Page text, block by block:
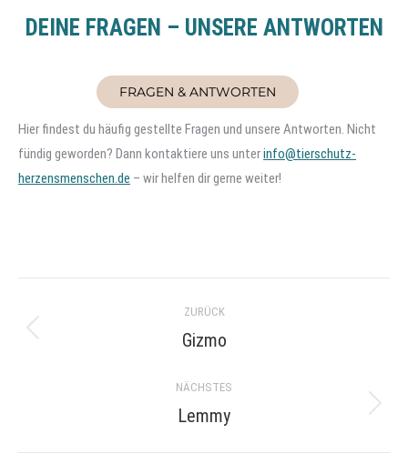
DEINE FRAGEN – UNSERE ANTWORTEN
FRAGEN & ANTWORTEN
Hier findest du häufig gestellte Fragen und unsere Antworten. Nicht
fündig geworden? Dann kontaktiere uns unterinfo@tierschutz-
herzensmenschen.de – wir helfen dir gerne weiter!
navigation
ZURÜCK
Previous
Gizmo
NÄCHSTES
Next
Lemmy